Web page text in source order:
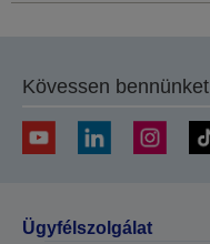
Kövessen bennünket
Ügyfélszolgálat